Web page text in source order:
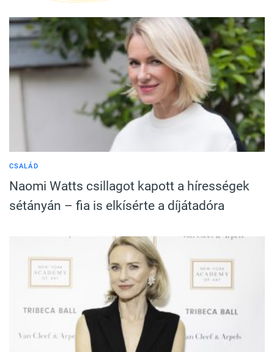
CSALÁD
Naomi Watts csillagot kapott a hírességek
sétányán – fia is elkísérte a díjátadóra